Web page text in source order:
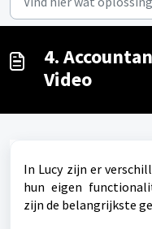
4.
Video
In Lucy zijn er
hun eigen
zijn de belangrijkste